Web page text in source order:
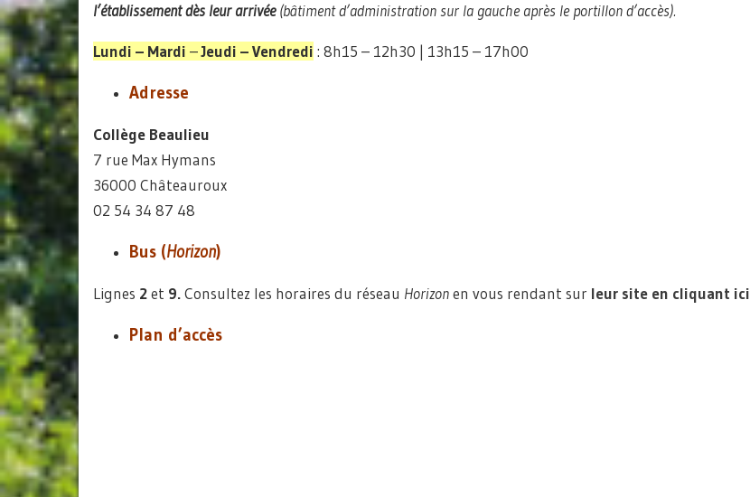
l’établissement dès leur arrivée(bâtiment d’administration sur la gauche après le portillon d’accès).
Lundi – Mardi –Jeudi – Vendredi : 8h15 – 12h30 | 13h15 – 17h00
Adresse
Collège Beaulieu
7 rue Max Hymans
36000 Châteauroux
02 54 34 87 48
Bus (Horizon)
Lignes 2et 9.Consultez les horaires du réseau Horizonen vous rendant sur leur site en cliquant ici
Plan d’accès